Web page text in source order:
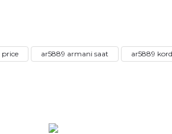
ar5889 armani saat ar5889